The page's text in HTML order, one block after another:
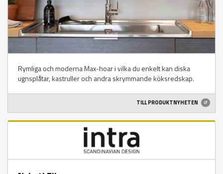
Rymliga och moderna Max-hoar i vilka du enkelt kan diska
ugnsplåtar, kastruller och andra skrymmande köksredskap.
TILL PRODUKTNYHETEN